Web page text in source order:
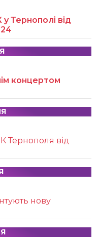
Тернополі від
концертом
Тернополя від
нову